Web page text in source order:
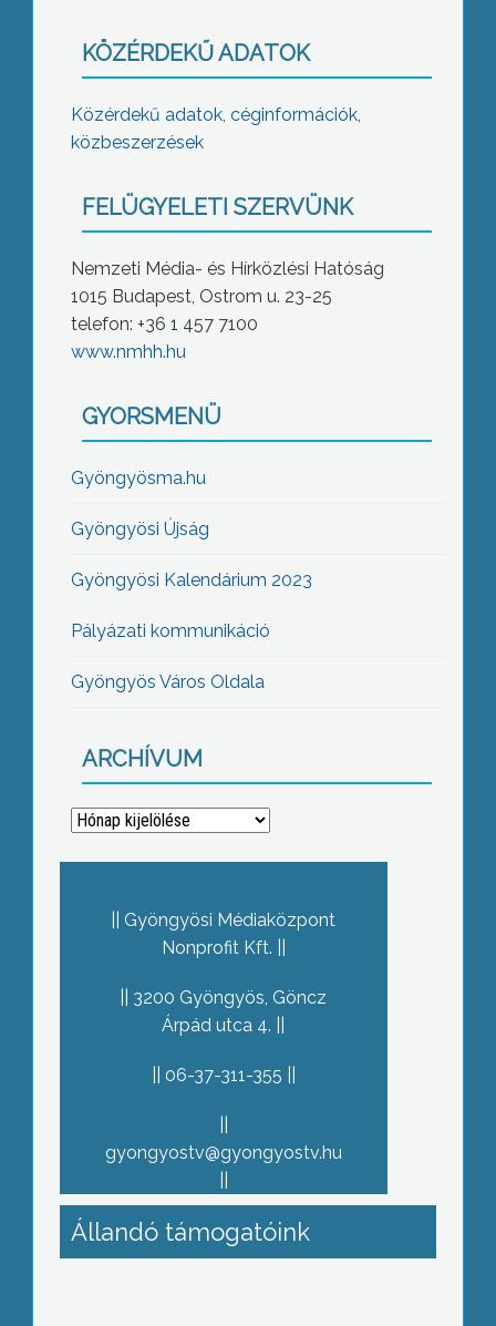
KÖZÉRDEKŰ ADATOK
Közérdekű adatok, céginformációk,
közbeszerzések
FELÜGYELETI SZERVÜNK
Nemzeti Média- és Hírközlési Hatóság
1015 Budapest, Ostrom u. 23-25
telefon: +36 1 457 7100
www.nmhh.hu
GYORSMENÜ
Gyöngyösma.hu
Gyöngyösi Újság
Gyöngyösi Kalendárium 2023
Pályázati kommunikáció
Gyöngyös Város Oldala
ARCHÍVUM
Archívum
Gyöngyösi Médiaközpont
Nonprofit Kft.
3200 Gyöngyös, Göncz
Árpád utca 4.
06-37-311-355
gyongyostv@gyongyostv.hu
Állandó támogatóink